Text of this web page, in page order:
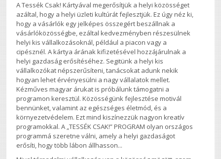
A Tessék Csak! Kártyával megerősítjük a helyi közösséget
azáltal, hogy a helyi üzleti kultúrát fejlesztjük. Ez úgy néz ki,
hogy a vásárlók egy jelképes összegért beszállnak a
vásárlóközösségbe, ezáltal kedvezményben részesülnek
helyi kis vállalkozásoknál, például a piacon vagy a
cipésznél. A kártya árának kifizetésével hozzájárulnak a
helyi gazdaság erősítéséhez. Segitünk a helyi kis
vállalkozókat népszerűsíteni, tanácsokat adunk nekik
hogyan lehet érvényesülni a nagy vállalatok mellet.
Kézműves magyar árukat is próbálunk támogatni a
programon keresztül. Közösségünk fejlesztése motivál
bennünket, valamint az egészséges életmód, és a
környezetvédelem. Ezt mind kiszínezzük nagyon kreatív
programokkal. A „TESSÉK CSAK!” PROGRAM olyan országos
programmá szeretne válni, amely a helyi gazdaságot
erősíti, hogy több lábon állhasson...